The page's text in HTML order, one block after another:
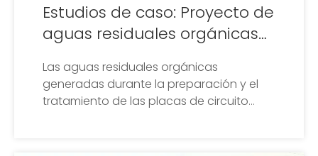
Estudios de caso: Proyecto de
aguas residuales orgánicas
Qinhuangdao Hongqisheng
Las aguas residuales orgánicas
generadas durante la preparación y el
tratamiento de las placas de circuito